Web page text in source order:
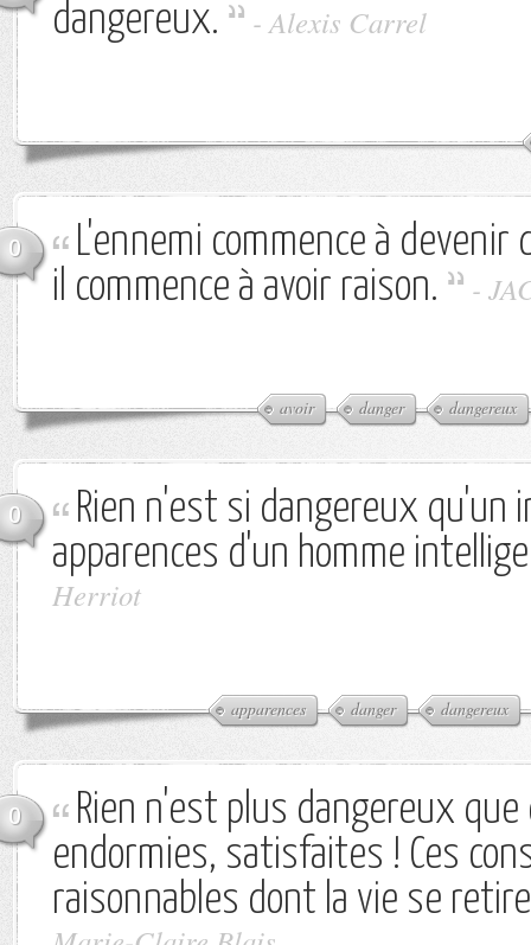
dangereux.
-Alexis Carrel
0
L'ennemi commence à
il commence à avoir raison.
-
avoir danger dangereux
0
Rien n'est si dangereux qu'un
apparences d'un homme
Herriot
apparences danger dangereux
0
Rien n'est plus dangereux que
endormies, satisfaites ! Ces
raisonnables dont la vie se